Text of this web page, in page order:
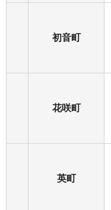
初音町
花咲町
英町